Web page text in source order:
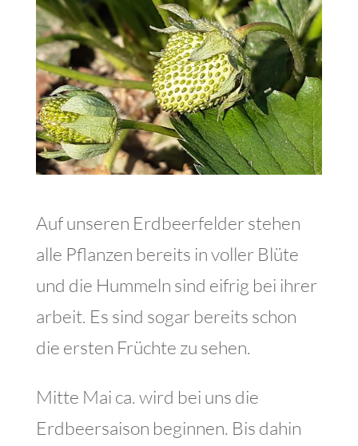
Auf unseren Erdbeerfelder stehen
alle Pflanzen bereits in voller Blüte
und die Hummeln sind eifrig bei ihrer
arbeit. Es sind sogar bereits schon
die ersten Früchte zu sehen.
Mitte Mai ca. wird bei uns die
Erdbeersaison beginnen. Bis dahin